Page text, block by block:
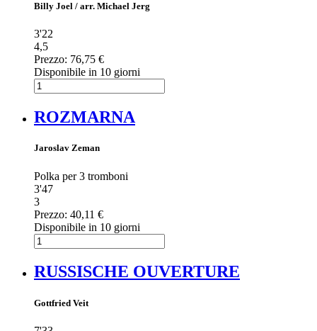
Billy Joel / arr. Michael Jerg
3'22
4,5
Prezzo: 76,75 €
Disponibile in 10 giorni
ROZMARNA
Jaroslav Zeman
Polka per 3 tromboni
3'47
3
Prezzo: 40,11 €
Disponibile in 10 giorni
RUSSISCHE OUVERTURE
Gottfried Veit